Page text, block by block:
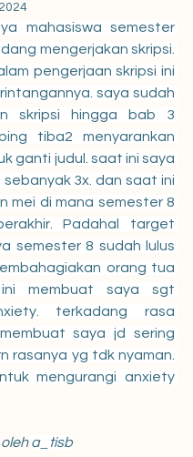
mahasiswa semester
mengerjakan skripsi.
pengerjaan skripsi ini
saya sudah
skripsi hingga bab 3
tiba2 menyarankan
ganti judul. saat ini saya
3x. dan saat ini
mei di mana semester 8
Padahal target
semester 8 sudah lulus
orang tua
membuat saya sgt
terkadang rasa
saya jd sering
rasanya yg tdk nyaman.
mengurangi anxiety
a_tisb